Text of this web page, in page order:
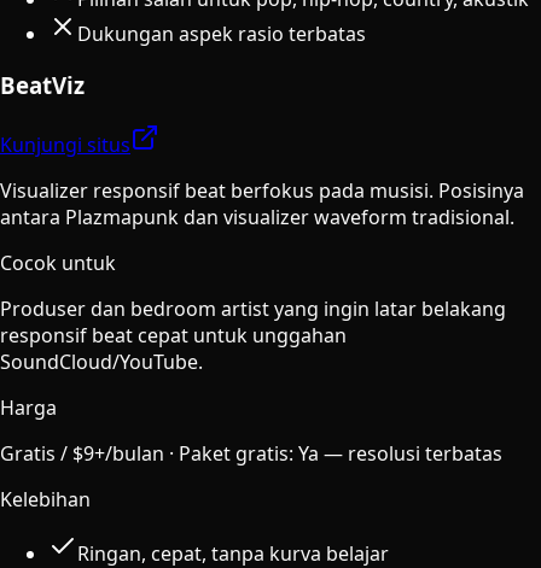
Dukungan aspek rasio terbatas
BeatViz
Kunjungi situs
Visualizer responsif beat berfokus pada musisi. Posisinya
antara Plazmapunk dan visualizer waveform tradisional.
Cocok untuk
Produser dan bedroom artist yang ingin latar belakang
responsif beat cepat untuk unggahan
SoundCloud/YouTube.
Harga
Gratis / $9+/bulan · Paket gratis: Ya — resolusi terbatas
Kelebihan
Ringan, cepat, tanpa kurva belajar